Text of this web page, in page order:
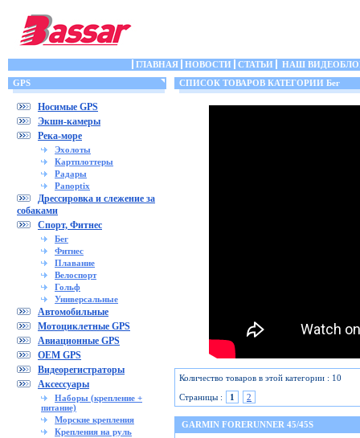
ГЛАВНАЯ НОВОСТИ СТАТЬИ
НАШ
GPS
Носимые GPS
Экшн-камеры
Река-море
Эхолоты
Картплоттеры
Радары
Panoptix
Дрессировка и слежение за
собаками
Спорт, Фитнес
Бег
Фитнес
Плавание
Велоспорт
Гольф
Универсальные
Автомобильные
Мотоциклетные GPS
Авиационные GPS
OEM GPS
Видеорегистраторы
Аксессуары
Наборы (крепление +
питание)
Морские крепления
Крепления на руль
СПИСОК ТОВАРОВ КАТЕГОРИИ Бег
Количество товаров в этой категории : 10
Страницы :
1 2
GARMIN FORERUNNER 45/45S